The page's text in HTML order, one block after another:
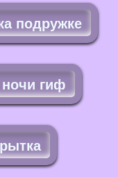
подружке
ночи гиф